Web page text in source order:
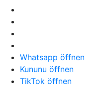
Whatsapp öffnen
Kununu öffnen
TikTok öffnen